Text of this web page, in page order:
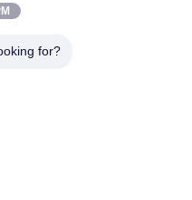
イルのフロアーリン
for?